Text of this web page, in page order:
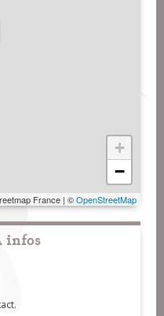
+
−
France | ©OpenStreetMap
infos